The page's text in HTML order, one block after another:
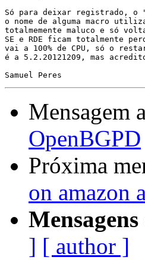
Só para deixar registrado, o
o nome de alguma macro
totalmemente maluco e só
SE e RDE ficam totalmente
vai a 100% de CPU, só o
é a 5.2.20121209, mas
Mensagem
OpenBGPD
Próxima
on amazon
] [ author ]